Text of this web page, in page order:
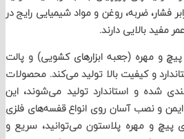
ضربه، روغن و مواد شیمیایی رایج در
دارند.
(جعبه ابزارهای کشویی) و پالت
و کیفیت بالا تولید می‌کند. محصولات
استاندارد تولید می‌شوند، این
آسان روی انواع قفسه‌های فلزی
و مهره پلاستون می‌توانید، سریع و